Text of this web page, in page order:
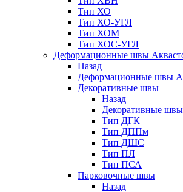
Тип ХО
Тип ХО-УГЛ
Тип ХОМ
Тип ХОС-УГЛ
Деформационные швы
Назад
Деформационные швы
Декоративные швы
Назад
Декоративные швы
Тип ДГК
Тип ДППм
Тип ДШС
Тип ПЛ
Тип ПСА
Парковочные швы
Назад